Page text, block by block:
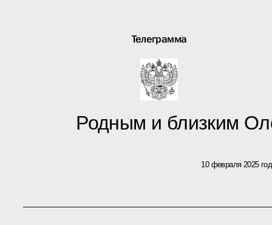
Телеграмма
Родным и близким
10 февраля 2025